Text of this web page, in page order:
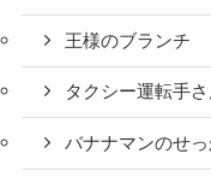
王様のブランチ
タクシー運転手
バナナマンのせ